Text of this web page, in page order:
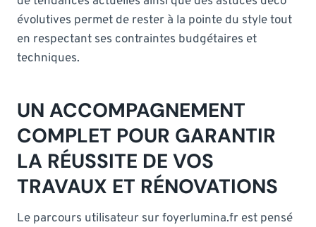
évolutives permet de rester à la pointe du style tout
en respectant ses contraintes budgétaires et
techniques.
UN ACCOMPAGNEMENT
COMPLET POUR GARANTIR
LA RÉUSSITE DE VOS
TRAVAUX ET RÉNOVATIONS
Le parcours utilisateur sur foyerlumina.fr est pensé